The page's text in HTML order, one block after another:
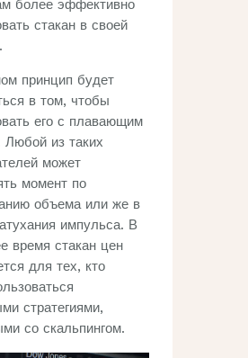
более эффективно
стакан в своей
принцип будет
в том, чтобы
его с плавающим
Любой из таких
может
момент по
объема или же в
импульса. В
время стакан цен
для тех, кто
стратегиями,
со скальпингом.